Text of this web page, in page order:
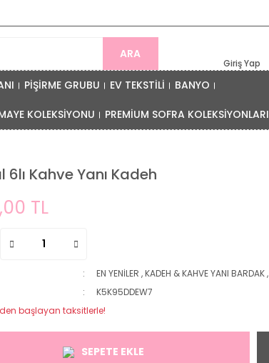
ARA
Giriş Yap
PİŞİRME GRUBU EV TEKSTİLİ BANYO
KOLEKSİYONU PREMİUM SOFRA KOLEKSİYONLARI
6lı Kahve Yanı Kadeh
TL
EN YENİLER ,KADEH & KAHVE YANI BARDAK,
K5K95DDEW7
den başlayan taksitlerle!
SEPETE EKLE